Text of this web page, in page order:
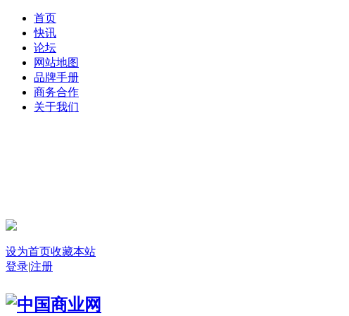
首页
快讯
论坛
网站地图
品牌手册
商务合作
关于我们
设为首页收藏本站
登录|注册